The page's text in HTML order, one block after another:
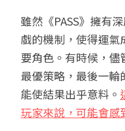
雖然《PASS》擁有
戲的機制，使得運
要角色。有時候，儘
最優策略，最後一輪
能使結果出乎意料。
玩家來說，可能會感